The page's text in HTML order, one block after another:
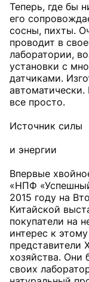
Теперь, где бы
его
сосны, пихты.
проводит в
лаборатории,
установки с
датчиками.
все просто.
Источник силы
и энергии
Впервые
«НПФ
2015 году на
Китайской
покупатели на
интерес к
представители
хозяйства. Они
своих